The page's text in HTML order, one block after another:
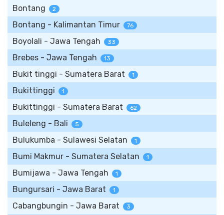
Bontang 2
Bontang - Kalimantan Timur 76
Boyolali - Jawa Tengah 33
Brebes - Jawa Tengah 13
Bukit tinggi - Sumatera Barat 1
Bukittinggi 1
Bukittinggi - Sumatera Barat 62
Buleleng - Bali 5
Bulukumba - Sulawesi Selatan 1
Bumi Makmur - Sumatera Selatan 1
Bumijawa - Jawa Tengah 1
Bungursari - Jawa Barat 1
Cabangbungin - Jawa Barat 3